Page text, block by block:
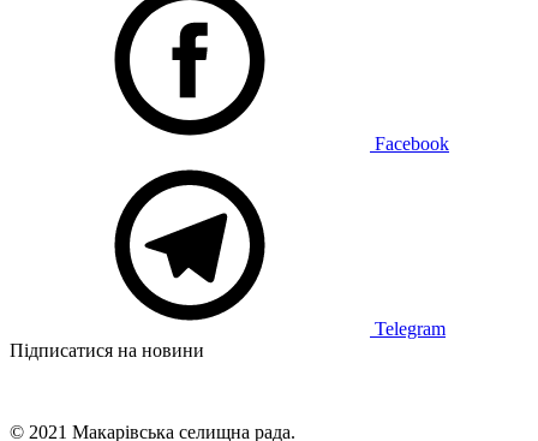
Facebook
Telegram
Підписатися на новини
© 2021 Макарівська селищна рада.